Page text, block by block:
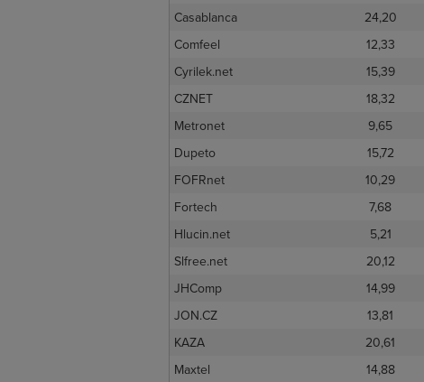
Casablanca
24,20
Comfeel
12,33
Cyrilek.net
15,39
CZNET
18,32
Metronet
9,65
Dupeto
15,72
FOFRnet
10,29
Fortech
7,68
Hlucin.net
5,21
Slfree.net
20,12
JHComp
14,99
JON.CZ
13,81
KAZA
20,61
Maxtel
14,88